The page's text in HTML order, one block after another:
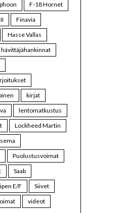
F-18 Hornet
Finavia
Hasse Vallas
hävittäjähankinnat
kirjat
lentomatkustus
Lockheed Martin
Puolustusvoimat
Saab
E/F
Siivet
videot